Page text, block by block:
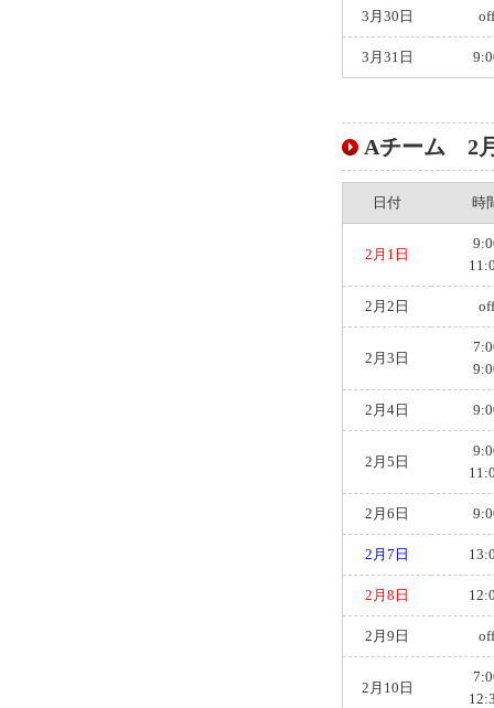
3月30日 off
3月31日
Aチーム 2
日付 時
2月1日
2月2日 off
2月3日
2月4日
2月5日
2月6日
2月7日
2月8日
2月9日 off
2月10日